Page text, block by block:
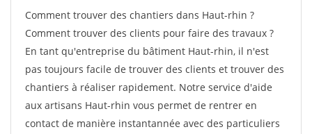
Comment trouver des chantiers dans Haut-rhin ?
Comment trouver des clients pour faire des travaux ?
En tant qu'entreprise du bâtiment Haut-rhin, il n'est
pas toujours facile de trouver des clients et trouver des
chantiers à réaliser rapidement. Notre service d'aide
aux artisans Haut-rhin vous permet de rentrer en
contact de manière instantannée avec des particuliers